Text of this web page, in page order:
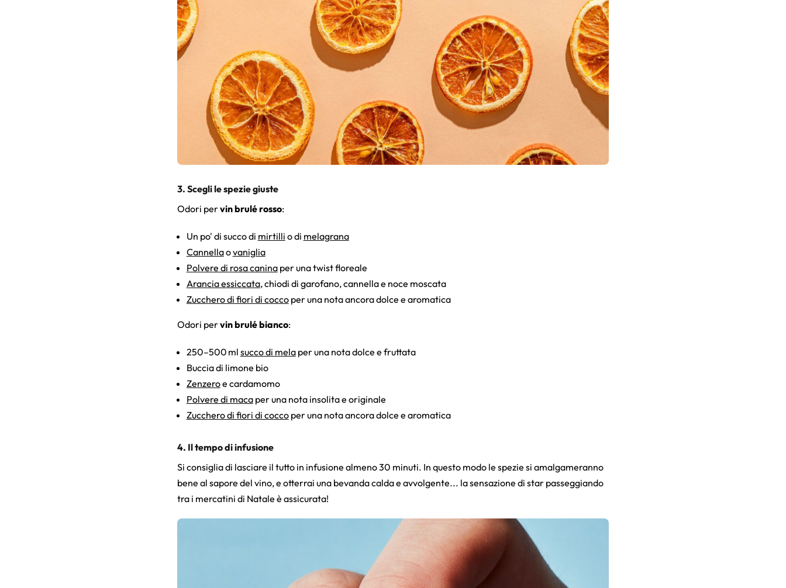
3. Scegli le spezie giuste
Odori pervin brulé rosso:
Un po' di succo di mirtilli o di melagrana
Cannellaovaniglia
Polvere di rosa caninaper una twist floreale
Arancia essiccata, chiodi di garofano, cannella e noce moscata
Zucchero di fiori di coccoper una nota ancora dolce e aromatica
Odori pervin brulé bianco:
250–500 ml succo di melaper una nota dolce e fruttata
Buccia di limone bio
Zenzeroe cardamomo
Polvere di macaper una nota insolita e originale
Zucchero di fiori di coccoper una nota ancora dolce e aromatica
4. Il tempo di infusione
Si consiglia di lasciare il tutto in infusione almeno 30 minuti. In questo modo le spezie si amalgameranno
bene al sapore del vino, e otterrai una bevanda calda e avvolgente... la sensazione di star passeggiando
tra i mercatini di Natale è assicurata!